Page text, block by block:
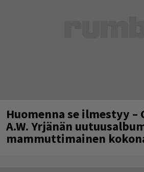
Huomenna se ilmestyy –
A.W. Yrjänän
mammuttimainen